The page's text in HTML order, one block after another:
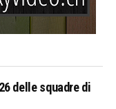
delle squadre di